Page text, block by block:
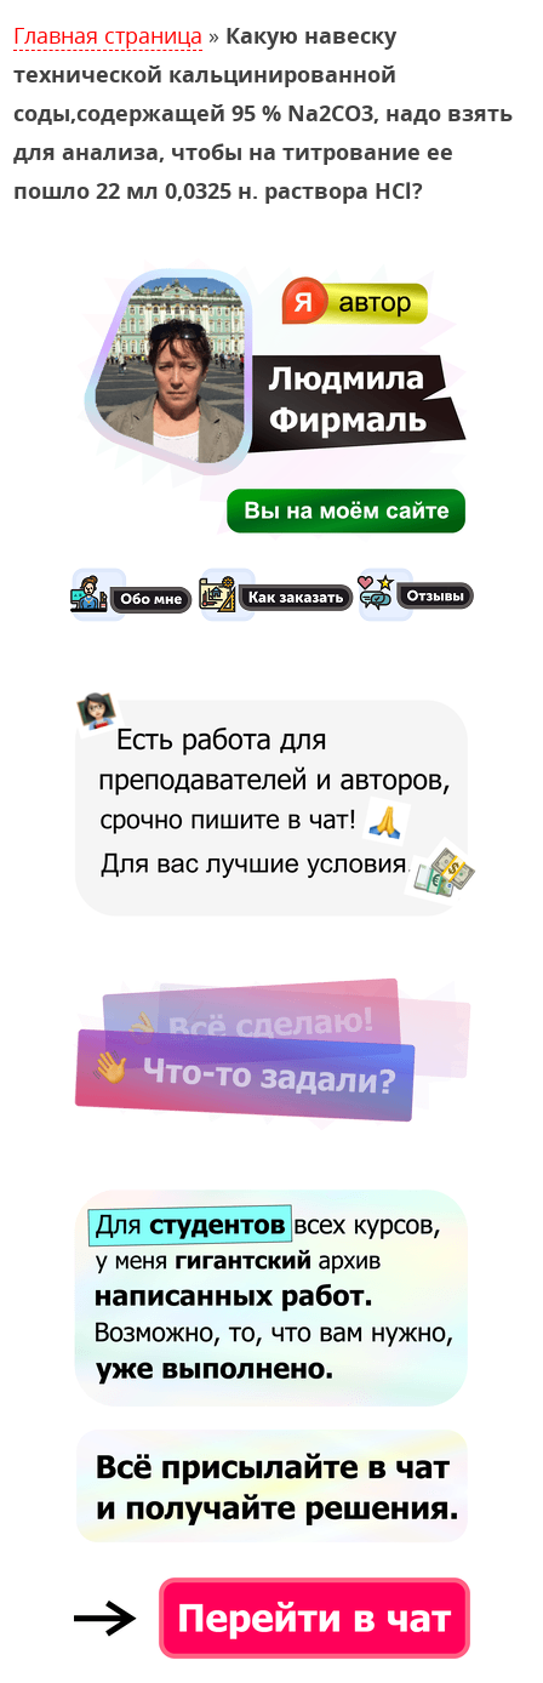
Главная страница » Какую навеску
технической кальцинированной
соды,содержащей 95 % Na2СО3, надо взять
для анализа, чтобы на титрование ее
пошло 22 мл 0,0325 н. раствора HCl?